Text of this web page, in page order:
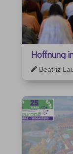
Hoffnung
 Beatriz